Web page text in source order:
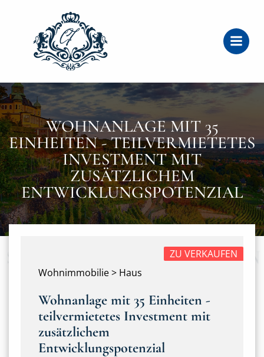
WOHNANLAGE MIT 35
EINHEITEN - TEILVERMIETETES
INVESTMENT MIT
ZUSÄTZLICHEM
ENTWICKLUNGSPOTENZIAL
Wohnimmobilie > Haus
ZU VERKAUFEN
Wohnanlage mit 35 Einheiten -
teilvermietetes Investment mit
zusätzlichem
Entwicklungspotenzial